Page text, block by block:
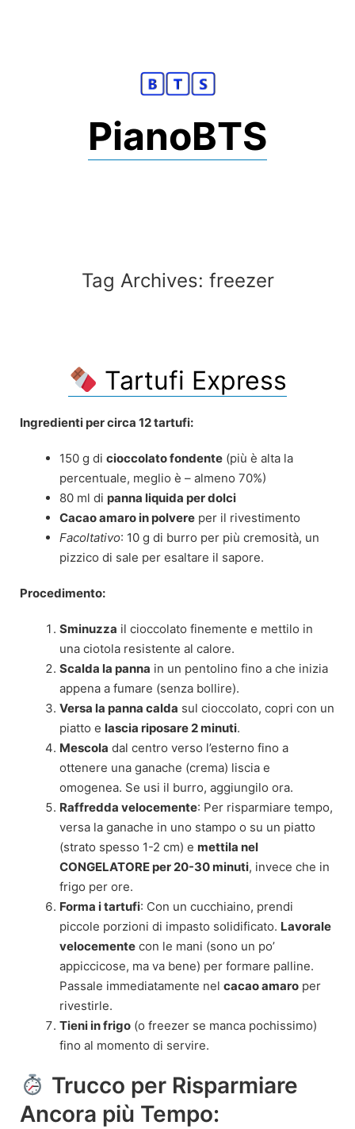
PianoBTS
Tag Archives: freezer
Tartufi Express
Ingredienti per circa 12 tartufi:
150 g di cioccolato fondente (più è alta la
percentuale, meglio è – almeno 70%)
80 ml di panna liquida per dolci
Cacao amaro in polvere per il rivestimento
Facoltativo: 10 g di burro per più cremosità, un
pizzico di sale per esaltare il sapore.
Procedimento:
Sminuzza il cioccolato finemente e mettilo in
una ciotola resistente al calore.
Scalda la panna in un pentolino fino a che inizia
appena a fumare (senza bollire).
Versa la panna calda sul cioccolato, copri con un
piatto e lascia riposare 2 minuti.
Mescola dal centro verso l’esterno fino a
ottenere una ganache (crema) liscia e
omogenea. Se usi il burro, aggiungilo ora.
Raffredda velocemente: Per risparmiare tempo,
versa la ganache in uno stampo o su un piatto
(strato spesso 1-2 cm) e mettila nel
CONGELATORE per 20-30 minuti, invece che in
frigo per ore.
Forma i tartufi: Con un cucchiaino, prendi
piccole porzioni di impasto solidificato. Lavorale
velocemente con le mani (sono un po’
appiccicose, ma va bene) per formare palline.
Passale immediatamente nel cacao amaro per
rivestirle.
Tieni in frigo (o freezer se manca pochissimo)
fino al momento di servire.
Trucco per Risparmiare
Ancora più Tempo: